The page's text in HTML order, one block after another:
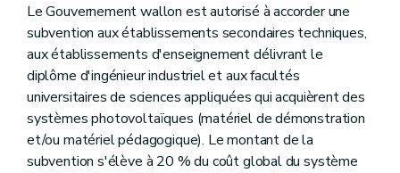
Le Gouvernement wallon est autorisé à accorder une
subvention aux établissements secondaires techniques,
aux établissements d'enseignement délivrant le
diplôme d'ingénieur industriel et aux facultés
universitaires de sciences appliquées qui acquièrent des
systèmes photovoltaïques (matériel de démonstration
et/ou matériel pédagogique). Le montant de la
subvention s'élève à 20 % du coût global du système